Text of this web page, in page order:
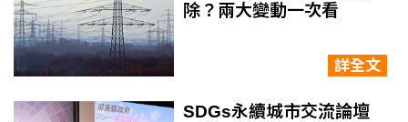
除？兩大變動一次看
詳全文
SDGs永續城市交流論壇